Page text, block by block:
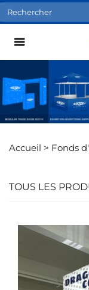
Accueil > Fonds
TOUS LES